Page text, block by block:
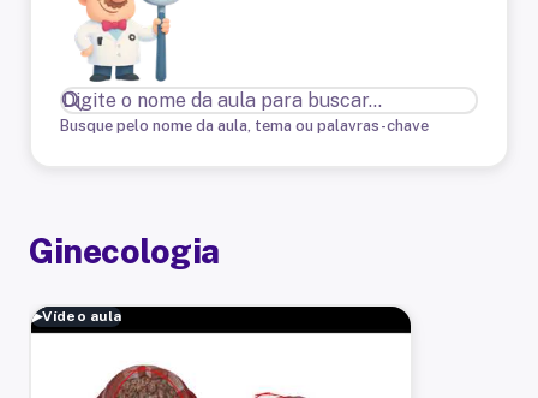
Busque pelo nome da aula, tema ou palavras-chave
Ginecologia
▶Vídeo aula